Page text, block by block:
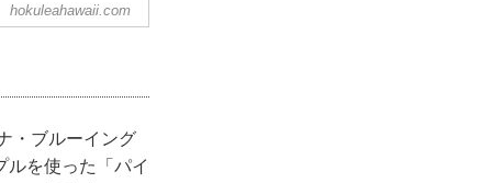
hokuleahawaii.com
・ブルーイング
ルを使った「パイ